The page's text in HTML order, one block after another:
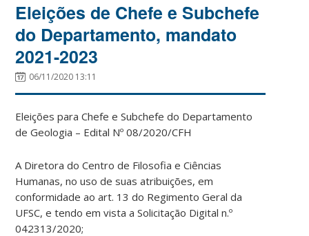
Eleições de Chefe e Subchefe
do Departamento, mandato
2021-2023
06/11/2020 13:11
Eleições para Chefe e Subchefe do Departamento
de Geologia – Edital Nº 08/2020/CFH
A Diretora do Centro de Filosofia e Ciências
Humanas, no uso de suas atribuições, em
conformidade ao art. 13 do Regimento Geral da
UFSC, e tendo em vista a Solicitação Digital n.º
042313/2020;